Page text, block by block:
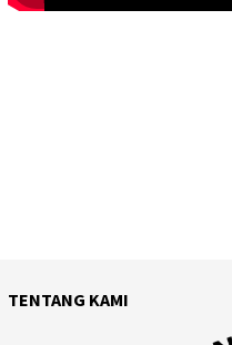
TENTANG KAMI